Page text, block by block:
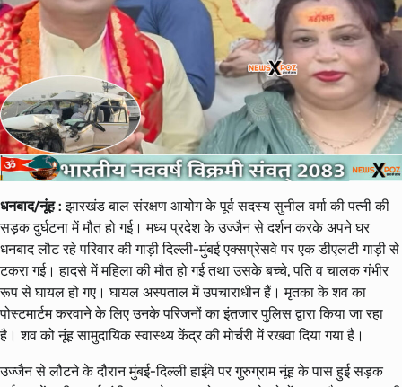
धनबाद/नूंह :झारखंड बाल संरक्षण आयोग के पूर्व सदस्य सुनील वर्मा की पत्नी की
सड़क दुर्घटना में मौत हो गई। मध्य प्रदेश के उज्जैन से दर्शन करके अपने घर
धनबाद लौट रहे परिवार की गाड़ी दिल्ली-मुंबई एक्सप्रेसवे पर एक डीएलटी गाड़ी से
टकरा गई। हादसे में महिला की मौत हो गई तथा उसके बच्चे, पति व चालक गंभीर
रूप से घायल हो गए। घायल अस्पताल में उपचाराधीन हैं। मृतका के शव का
पोस्टमार्टम करवाने के लिए उनके परिजनों का इंतजार पुलिस द्वारा किया जा रहा
है। शव को नूंह सामुदायिक स्वास्थ्य केंद्र की मोर्चरी में रखवा दिया गया है।
उज्जैन से लौटने के दौरान मुंबई-दिल्ली हाईवे पर गुरुग्राम नूंह के पास हुई सड़क